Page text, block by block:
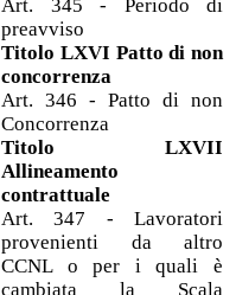
Art. 345 - Periodo di
preavviso
Titolo LXVI Patto di non
concorrenza
Art. 346 - Patto di non
Concorrenza
Titolo LXVII
Allineamento
contrattuale
Art. 347 - Lavoratori
provenienti da altro
CCNL o per i quali è
cambiata la Scala